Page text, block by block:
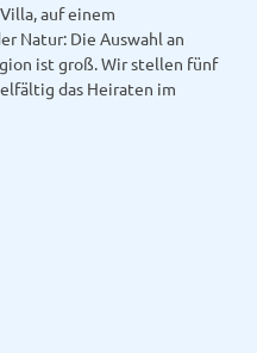
auf einem
Natur: Die Auswahl an
ist groß. Wir stellen fünf
das Heiraten im